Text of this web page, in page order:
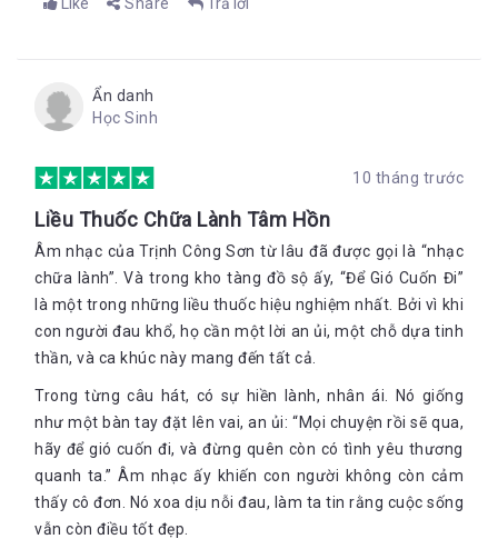
Ẩn danh
Học Sinh
10 tháng trước
Liều Thuốc Chữa Lành Tâm Hồn
Âm nhạc của Trịnh Công Sơn từ lâu đã được gọi là “nhạc
chữa lành”. Và trong kho tàng đồ sộ ấy, “Để Gió Cuốn Đi”
là một trong những liều thuốc hiệu nghiệm nhất. Bởi vì khi
con người đau khổ, họ cần một lời an ủi, một chỗ dựa tinh
thần, và ca khúc này mang đến tất cả.
Trong từng câu hát, có sự hiền lành, nhân ái. Nó giống
như một bàn tay đặt lên vai, an ủi: “Mọi chuyện rồi sẽ qua,
hãy để gió cuốn đi, và đừng quên còn có tình yêu thương
quanh ta.” Âm nhạc ấy khiến con người không còn cảm
thấy cô đơn. Nó xoa dịu nỗi đau, làm ta tin rằng cuộc sống
vẫn còn điều tốt đẹp.